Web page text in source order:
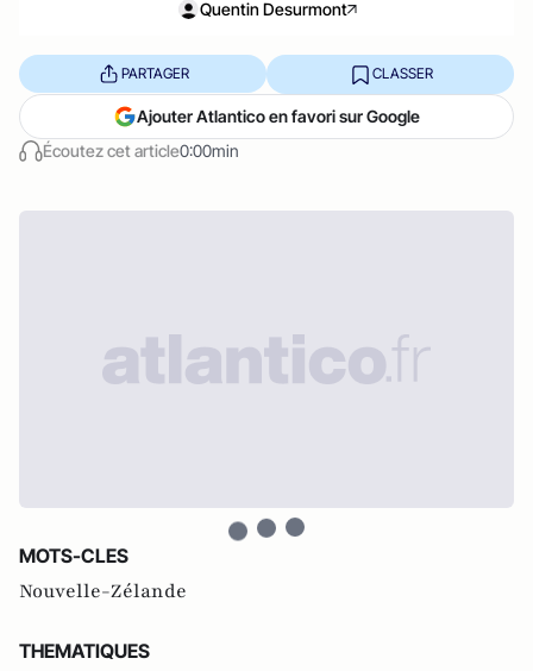
Quentin Desurmont
Écoutez cet article0:00min
PARTAGER CLASSER
Ajouter Atlantico en favori sur Google
MOTS-CLES
Nouvelle-Zélande
THEMATIQUES